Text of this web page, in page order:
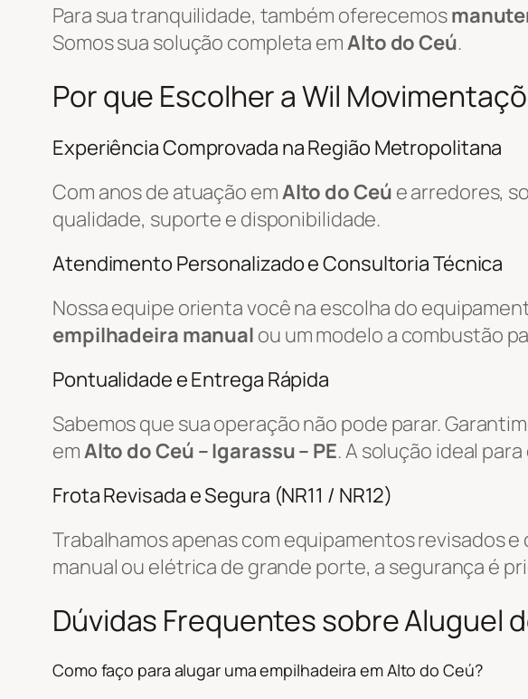
Para sua tranquilidade, também oferecemos
Somos sua solução completa emAlto do Ceú.
Por que Escolher a Wil
Experiência Comprovada na Região Metropolitana
Com anos de atuação emAlto do Ceú e arredores,
qualidade, suporte e disponibilidade.
Atendimento Personalizado e Consultoria Técnica
Nossa equipe orienta você na escolha do
empilhadeira manual ou um modelo a combustão
Pontualidade e Entrega Rápida
Sabemos que sua operação não pode parar.
emAlto do Ceú – Igarassu – PE. A solução ideal
Frota Revisada e Segura (NR11 / NR12)
Trabalhamos apenas com equipamentos revisados e
manual ou elétrica de grande porte, a segurança é
Dúvidas Frequentes sobre Aluguel
Como faço para alugar uma empilhadeira em Alto do Ceú?